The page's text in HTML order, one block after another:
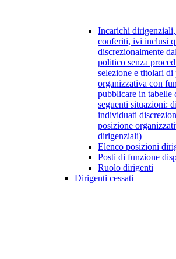
Incarichi
conferiti, ivi inclusi
discrezionalmente
politico senza
selezione e titolari di
organizzativa con
pubblicare in tabelle
seguenti situazioni:
individuati
posizione
dirigenziali)
Elenco posizioni
Posti di funzione
Ruolo dirigenti
Dirigenti cessati